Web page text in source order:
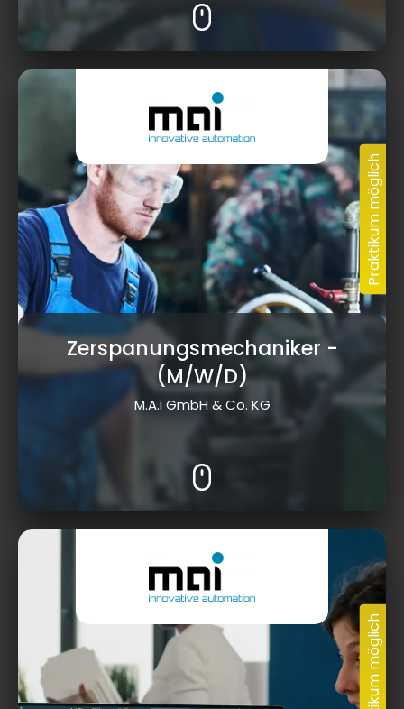
Zerspanungsmechaniker -
(M/W/D)
M.A.i GmbH & Co. KG